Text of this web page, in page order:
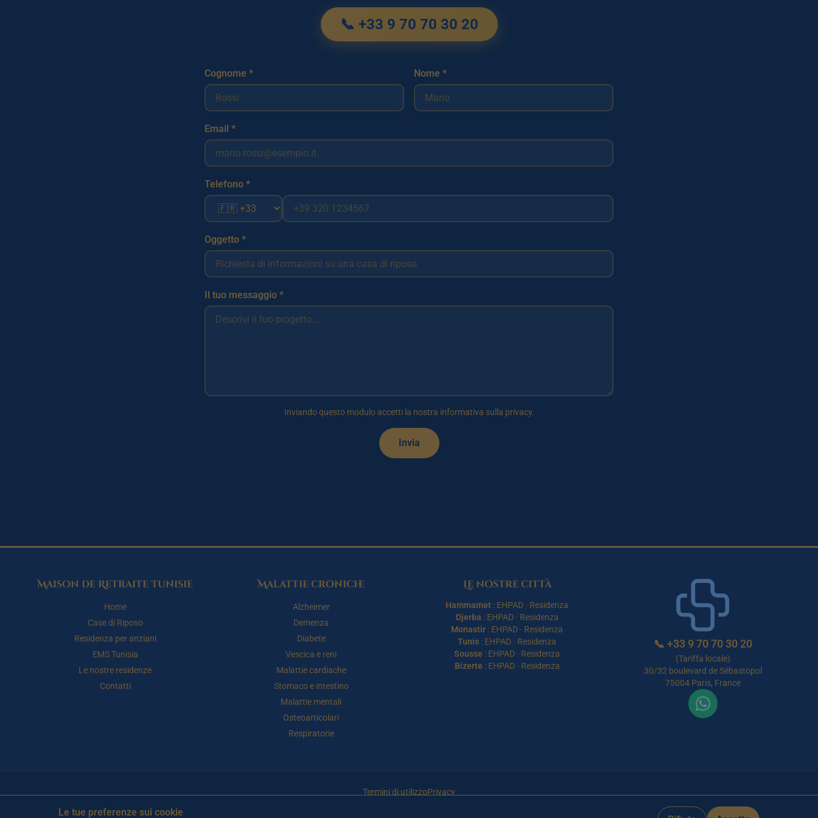
📞 +33 9 70 70 30 20
Cognome * Nome *
Email *
Telefono *
Oggetto *
Il tuo messaggio *
Inviando questo modulo accetti la nostra informativa sulla privacy.
Invia
Maison de Retraite Tunisie
Home
Case di Riposo
Residenza per anziani
EMS Tunisia
Le nostre residenze
Contatti
Malattie croniche
Alzheimer
Demenza
Diabete
Vescica e reni
Malattie cardiache
Stomaco e intestino
Malattie mentali
Osteoarticolari
Respiratorie
Le nostre città
Hammamet : EHPAD · Residenza
Djerba : EHPAD· Residenza
Monastir : EHPAD · Residenza
Tunis : EHPAD · Residenza
Sousse : EHPAD · Residenza
Bizerte : EHPAD· Residenza
📞 +33 9 70 70 30 20
(Tariffa locale)
30/32 boulevard de Sébastopol
75004 Paris, France
Termini di utilizzoPrivacy
Le tue preferenze sui cookie